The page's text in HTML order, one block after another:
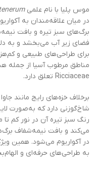
موس پلیا با نام علمی
در میان علاقه‌مندان به
برگ‌های سبز تیره و بافت
فضای زیر آب می‌بخشد و به
برای طراحی‌های طبیعی و
مناطق مرطوب آسیا از جمله
Ricciaceae تعلق دارد.
برخلاف خزه‌های رایج مانند
شاخ‌گوزنی دارد که به‌صورت
رنگ سبز تیره آن در نور کم
می‌کند و بافت نیمه‌شفاف
در آکواریوم می‌شود. همین
به طراحی‌های حرفه‌ای و